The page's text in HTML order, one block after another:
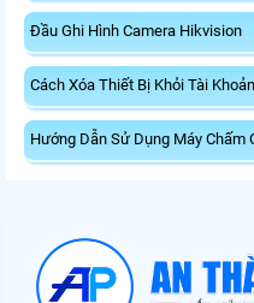
Đầu Ghi Hình Camera Hikvision
Cách Xóa Thiết Bị Khỏi Tài
Hướng Dẫn Sử Dụng Máy Chấm